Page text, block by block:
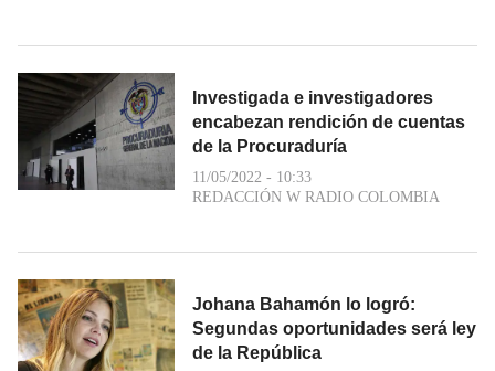
Investigada e investigadores
encabezan rendición de cuentas
de la Procuraduría
11/05/2022 - 10:33
REDACCIÓN W RADIO COLOMBIA
Johana Bahamón lo logró:
Segundas oportunidades será ley
de la República